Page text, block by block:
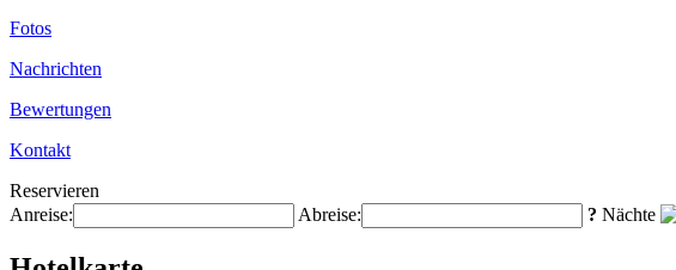
Fotos
Nachrichten
Bewertungen
Kontakt
Reservieren
Anreise:
Abreise: ? Nächte